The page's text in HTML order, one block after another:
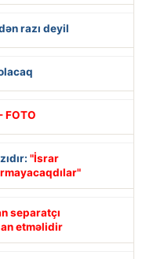
razı deyil
- FOTO
"İsrar
separatçı
etməlidir